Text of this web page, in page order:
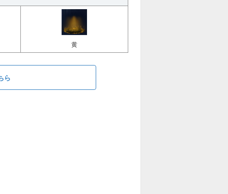
黄
ら